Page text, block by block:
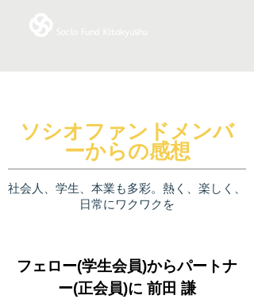
ソシオファンドメンバ
ーからの感想
社会人、学生、本業も多彩。熱く、楽しく、
日常にワクワクを
フェロー(学生会員)からパートナ
ー(正会員)に 前田 謙